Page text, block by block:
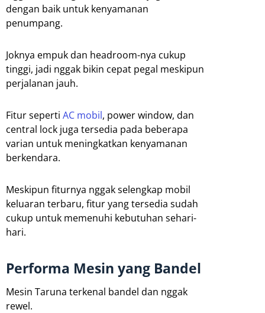
dengan baik untuk kenyamanan
penumpang.
Joknya empuk dan headroom-nya cukup
tinggi, jadi nggak bikin cepat pegal meskipun
perjalanan jauh.
Fitur seperti AC mobil, power window, dan
central lock juga tersedia pada beberapa
varian untuk meningkatkan kenyamanan
berkendara.
Meskipun fiturnya nggak selengkap mobil
keluaran terbaru, fitur yang tersedia sudah
cukup untuk memenuhi kebutuhan sehari-
hari.
Performa Mesin yang Bandel
Mesin Taruna terkenal bandel dan nggak
rewel.